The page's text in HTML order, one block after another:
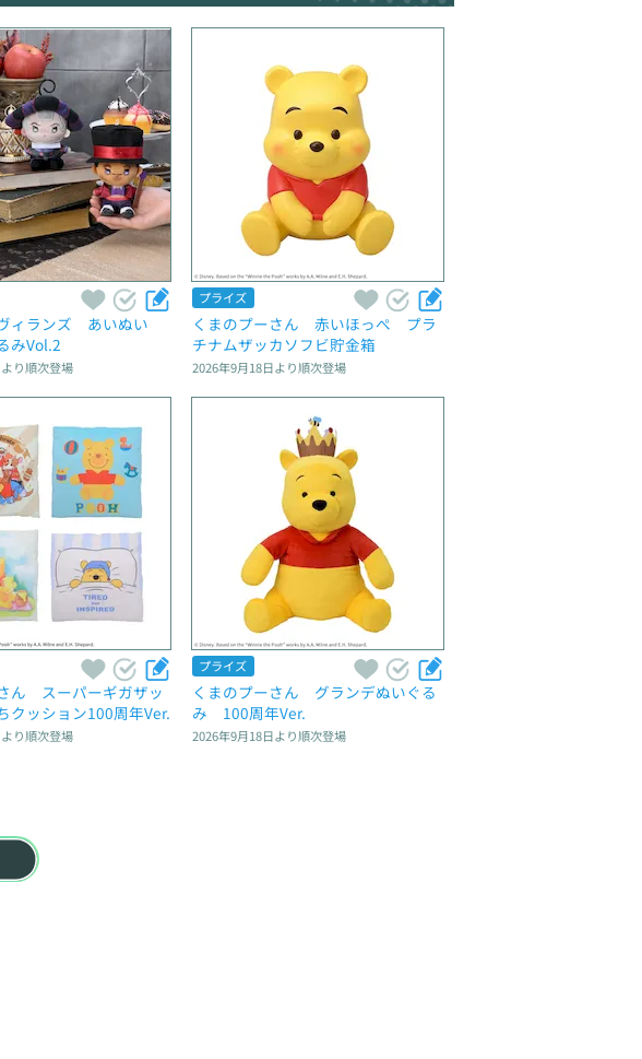
ィランズ　あいぬい
みVol.2
より順次登場
プライズ
くまのプーさん　赤いほっぺ　プラ
チナムザッカソフビ貯金箱
2026年9月18日より順次登場
ん　スーパーギガザッ
クッション100周年Ver.
より順次登場
プライズ
くまのプーさん　グランデぬいぐる
み　100周年Ver.
2026年9月18日より順次登場